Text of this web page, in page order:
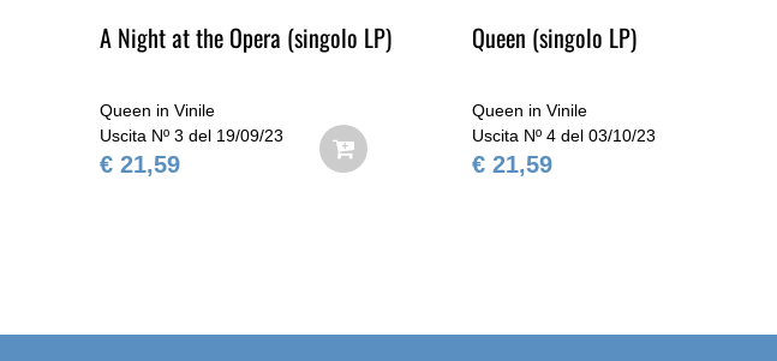
A Night at the Opera (singolo LP)
Queen in Vinile
Uscita Nº 3 del 19/09/23
€ 21,59
Queen (singolo LP)
Queen in Vinile
Uscita Nº 4 del 03/10/23
€ 21,59